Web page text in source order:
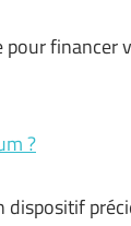
financer
?
dispositif